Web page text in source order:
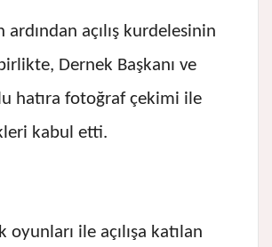
ardından açılış kurdelesinin
Dernek Başkanı ve
hatıra fotoğraf çekimi ile
kabul etti.
oyunları ile açılışa katılan